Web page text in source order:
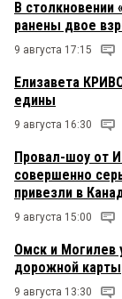
В столкновении
ранены двое
9 августа 17:15
Елизавета
едины
9 августа 16:30
Провал-шоу от
совершенно
привезли в
9 августа 15:00
Омск и Могилев
дорожной карты
9 августа 13:30